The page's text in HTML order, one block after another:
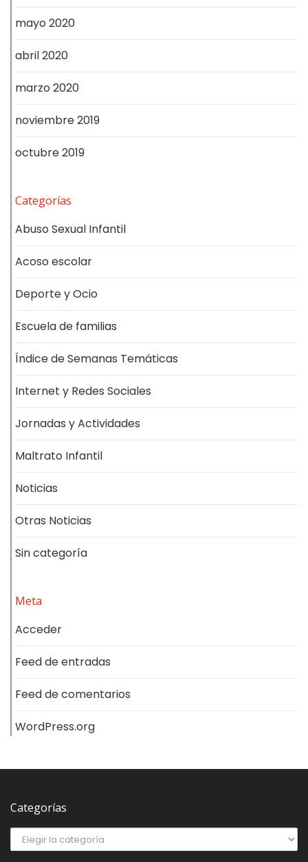
mayo 2020
abril 2020
marzo 2020
noviembre 2019
octubre 2019
Categorías
Abuso Sexual Infantil
Acoso escolar
Deporte y Ocio
Escuela de familias
Índice de Semanas Temáticas
Internet y Redes Sociales
Jornadas y Actividades
Maltrato Infantil
Noticias
Otras Noticias
Sin categoría
Meta
Acceder
Feed de entradas
Feed de comentarios
WordPress.org
Categorías